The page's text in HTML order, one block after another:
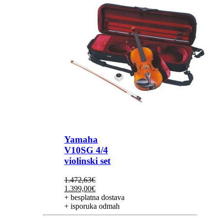
Yamaha
V10SG 4/4
violinski set
1.472,63€
Izvorna
cijena
bila
je:
1.399,00€Trenutna
cijena
je:
1.399,00€.
+ besplatna dostava
+ isporuka odmah